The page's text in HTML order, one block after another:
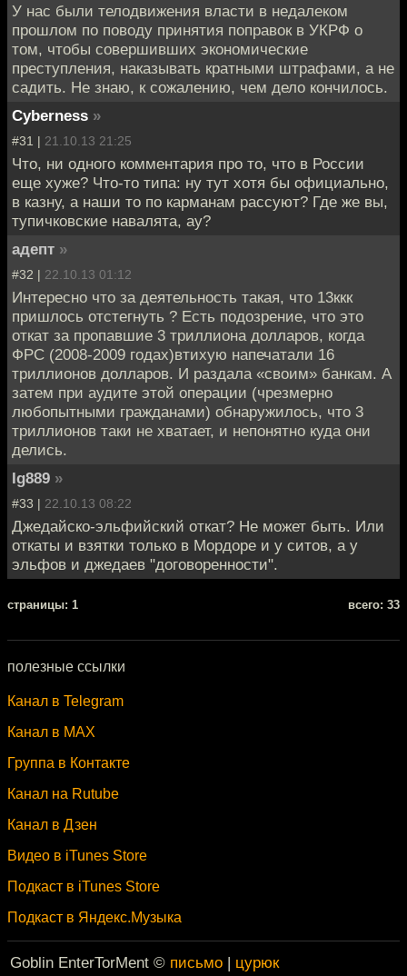
У нас были телодвижения власти в недалеком
прошлом по поводу принятия поправок в УКРФ о
том, чтобы совершивших экономические
преступления, наказывать кратными штрафами, а не
садить. Не знаю, к сожалению, чем дело кончилось.
Cyberness »
#31 | 21.10.13 21:25
Что, ни одного комментария про то, что в России
еще хуже? Что-то типа: ну тут хотя бы официально,
в казну, а наши то по карманам рассуют? Где же вы,
тупичковские навалята, ау?
адепт »
#32 | 22.10.13 01:12
Интересно что за деятельность такая, что 13ккк
пришлось отстегнуть ? Есть подозрение, что это
откат за пропавшие 3 триллиона долларов, когда
ФРС (2008-2009 годах)втихую напечатали 16
триллионов долларов. И раздала «своим» банкам. А
затем при аудите этой операции (чрезмерно
любопытными гражданами) обнаружилось, что 3
триллионов таки не хватает, и непонятно куда они
делись.
Ig889 »
#33 | 22.10.13 08:22
Джедайско-эльфийский откат? Не может быть. Или
откаты и взятки только в Мордоре и у ситов, а у
эльфов и джедаев "договоренности".
cтраницы: 1 всего: 33
полезные ссылки
Канал в Telegram
Канал в MAX
Группа в Контакте
Канал на Rutube
Канал в Дзен
Видео в iTunes Store
Подкаст в iTunes Store
Подкаст в Яндекс.Музыка
Goblin EnterTorMent © письмо | цурюк